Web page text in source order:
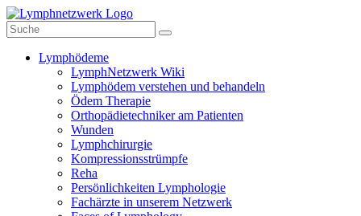
Lymphödeme
LymphNetzwerk Wiki
Lymphödem verstehen und behandeln
Ödem Therapie
Orthopädietechniker am Patienten
Wunden
Lymphchirurgie
Kompressionsstrümpfe
Reha
Persönlichkeiten Lymphologie
Fachärzte in unserem Netzwerk